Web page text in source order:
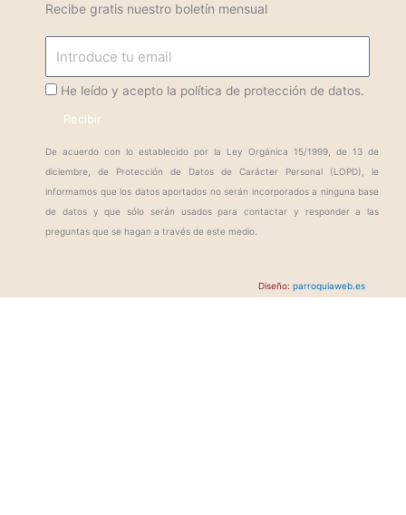
Recibe gratis nuestro boletín mensual
ProteccionDatos
He leído y acepto la política de protección de datos.
Recibir
De acuerdo con lo establecido por la Ley Orgánica 15/1999, de 13 de
diciembre, de Protección de Datos de Carácter Personal (LOPD), le
informamos que los datos aportados no serán incorporados a ninguna base
de datos y que sólo serán usados para contactar y responder a las
preguntas que se hagan a través de este medio.
Diseño: parroquiaweb.es